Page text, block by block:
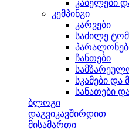
კაბელები
კემპინგი
კარვები
საძილე
ჩანთები
სკამები და
სანათები
ბლოგი
დაგვიკავშირდით
მისამართი